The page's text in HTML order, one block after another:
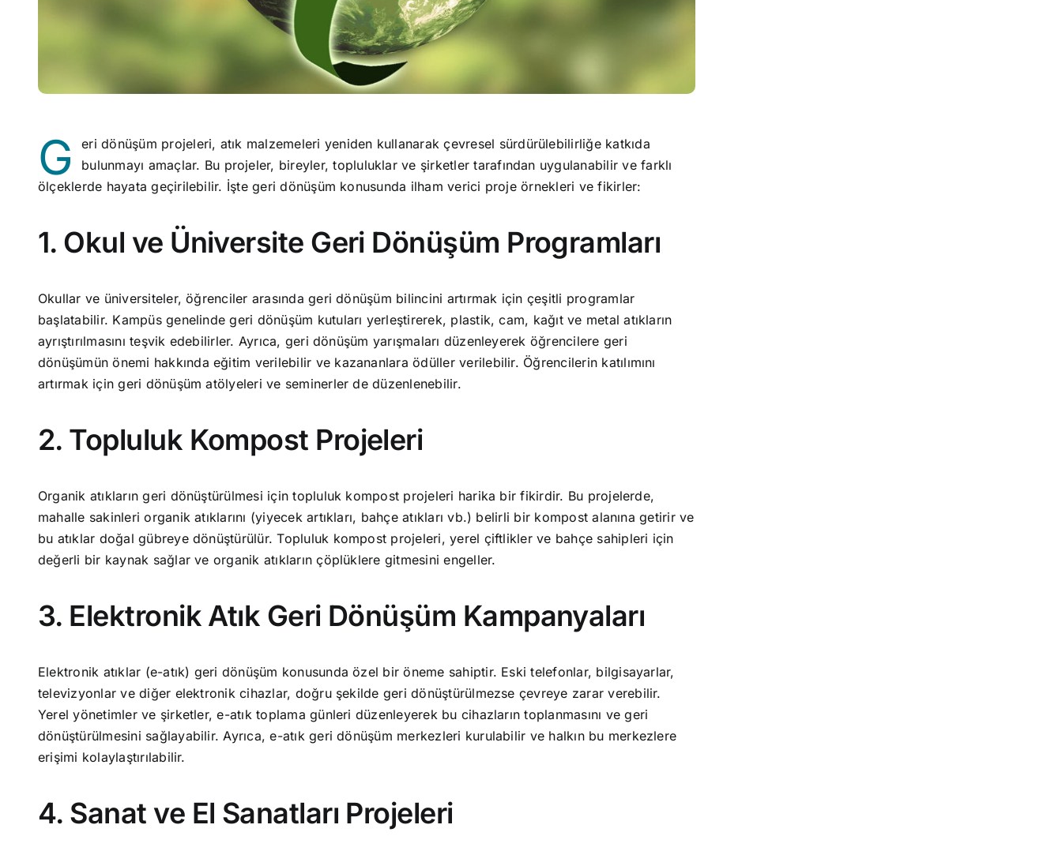
G
eri dönüşüm projeleri, atık malzemeleri yeniden kullanarak çevresel sürdürülebilirliğe katkıda
bulunmayı amaçlar. Bu projeler, bireyler, topluluklar ve şirketler tarafından uygulanabilir ve farklı
ölçeklerde hayata geçirilebilir. İşte geri dönüşüm konusunda ilham verici proje örnekleri ve fikirler:
1. Okul ve Üniversite Geri Dönüşüm Programları
Okullar ve üniversiteler, öğrenciler arasında geri dönüşüm bilincini artırmak için çeşitli programlar
başlatabilir. Kampüs genelinde geri dönüşüm kutuları yerleştirerek, plastik, cam, kağıt ve metal atıkların
ayrıştırılmasını teşvik edebilirler. Ayrıca, geri dönüşüm yarışmaları düzenleyerek öğrencilere geri
dönüşümün önemi hakkında eğitim verilebilir ve kazananlara ödüller verilebilir. Öğrencilerin katılımını
artırmak için geri dönüşüm atölyeleri ve seminerler de düzenlenebilir.
2. Topluluk Kompost Projeleri
Organik atıkların geri dönüştürülmesi için topluluk kompost projeleri harika bir fikirdir. Bu projelerde,
mahalle sakinleri organik atıklarını (yiyecek artıkları, bahçe atıkları vb.) belirli bir kompost alanına getirir ve
bu atıklar doğal gübreye dönüştürülür. Topluluk kompost projeleri, yerel çiftlikler ve bahçe sahipleri için
değerli bir kaynak sağlar ve organik atıkların çöplüklere gitmesini engeller.
3. Elektronik Atık Geri Dönüşüm Kampanyaları
Elektronik atıklar (e-atık) geri dönüşüm konusunda özel bir öneme sahiptir. Eski telefonlar, bilgisayarlar,
televizyonlar ve diğer elektronik cihazlar, doğru şekilde geri dönüştürülmezse çevreye zarar verebilir.
Yerel yönetimler ve şirketler, e-atık toplama günleri düzenleyerek bu cihazların toplanmasını ve geri
dönüştürülmesini sağlayabilir. Ayrıca, e-atık geri dönüşüm merkezleri kurulabilir ve halkın bu merkezlere
erişimi kolaylaştırılabilir.
4. Sanat ve El Sanatları Projeleri